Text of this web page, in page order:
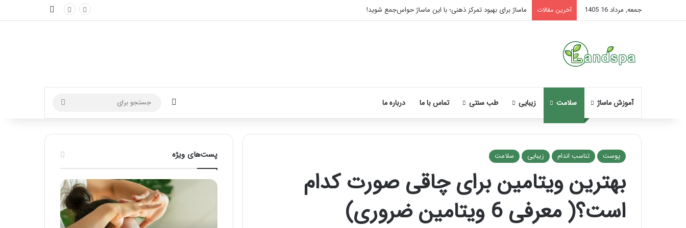
جمعه, مرداد 16 1405 آخرین مقالات راهنمای کامل آموزش ماساژ لب بعد از تزریق ژل
آموزش ماساژ سلامت زیبایی طب سنتی تماس با ما درباره ما تغییر پوسته
برای
پوست تناسب اندام زیبایی سلامت
بهترین ویتامین برای چاقی صورت کدام
است؟( معرفی 6 ویتامین ضروری)
پست‌های ویژه
آموزش
شکستن
قولنج
در
ماساژ
برای
تمرکز
راهنمای
ماسور
با
ماساژور